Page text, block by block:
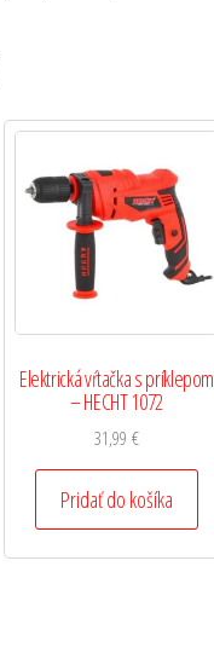
Elektrická vŕtačka s príklepom
– HECHT 1072
31,99 €
Pridať do košíka